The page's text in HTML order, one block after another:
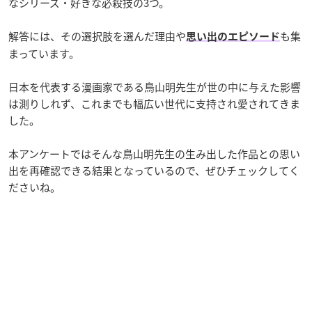
解答には、その選択肢を選んだ理由や思い出のエピソードも集
まっています。
日本を代表する漫画家である鳥山明先生が世の中に与えた影響
は測りしれず、これまでも幅広い世代に支持され愛されてきま
した。
本アンケートではそんな鳥山明先生の生み出した作品との思い
出を再確認できる結果となっているので、ぜひチェックしてく
ださいね。